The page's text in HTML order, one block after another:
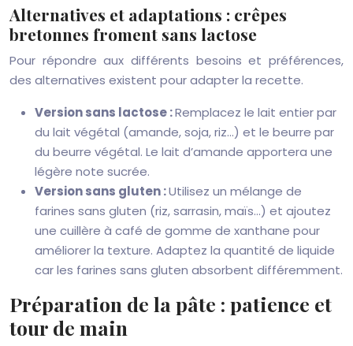
Alternatives et adaptations : crêpes
bretonnes froment sans lactose
Pour répondre aux différents besoins et préférences,
des alternatives existent pour adapter la recette.
Version sans lactose :Remplacez le lait entier par
du lait végétal (amande, soja, riz…) et le beurre par
du beurre végétal. Le lait d’amande apportera une
légère note sucrée.
Version sans gluten :Utilisez un mélange de
farines sans gluten (riz, sarrasin, maïs…) et ajoutez
une cuillère à café de gomme de xanthane pour
améliorer la texture. Adaptez la quantité de liquide
car les farines sans gluten absorbent différemment.
Préparation de la pâte : patience et
tour de main